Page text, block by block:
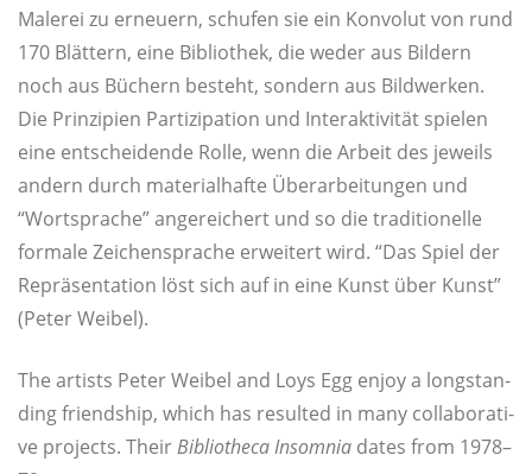
Male­rei zu erneu­ern, schu­fen sie ein Kon­vo­lut von rund
170 Blät­tern, eine Biblio­thek, die weder aus Bil­dern
noch aus Büchern besteht, son­dern aus Bild­wer­ken.
Die Prin­zi­pi­en Par­ti­zi­pa­ti­on und Inter­ak­ti­vi­tät spie­len
eine ent­schei­den­de Rol­le, wenn die Arbeit des jeweils
andern durch mate­ri­al­haf­te Über­ar­bei­tun­gen und
“Wort­spra­che” ange­rei­chert und so die tra­di­tio­nel­le
for­ma­le Zei­chen­spra­che erwei­tert wird. “Das Spiel der
Reprä­sen­ta­ti­on löst sich auf in eine Kunst über Kunst”
(Peter Weibel).
The artists Peter Wei­bel and Loys Egg enjoy a long­stan­
ding friendship, which has resul­ted in many col­la­bo­ra­ti­
ve pro­jects. TheirBiblio­the­ca Insom­nia dates from 1978–